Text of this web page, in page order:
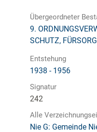
Übergeordneter
9.
SCHUTZ,
Entstehung
1938 - 1956
Signatur
242
Alle
Nie G: Gemeinde